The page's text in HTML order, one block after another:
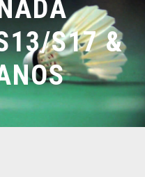
S17 &